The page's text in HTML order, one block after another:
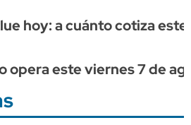
hoy: a cuánto cotiza
opera este viernes 7 de